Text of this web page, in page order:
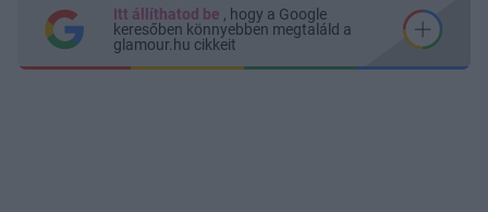
Itt állíthatod be , hogy a Google
keresőben könnyebben megtaláld a
glamour.hu cikkeit